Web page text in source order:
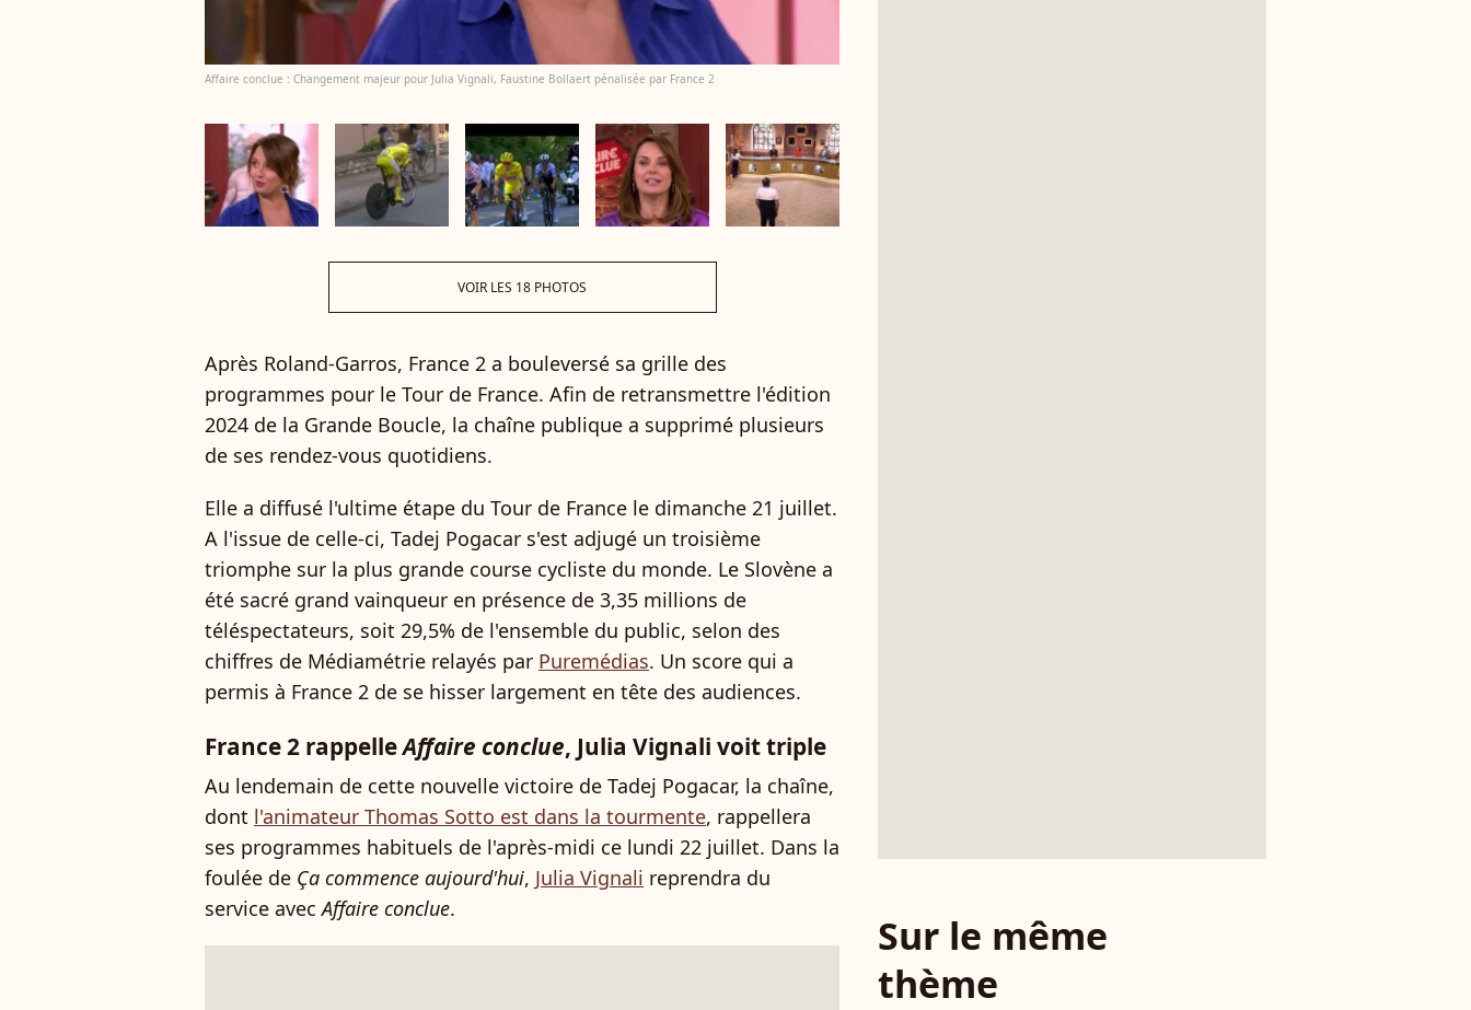
Affaire conclue : Changement majeur pour Julia Vignali, Faustine Bollaert pénalisée par France 2
VOIR LES 18 PHOTOS
Après Roland-Garros, France 2 a bouleversé sa grille des
programmes pour le Tour de France. Afin de retransmettre l'édition
2024 de la Grande Boucle, la chaîne publique a supprimé plusieurs
de ses rendez-vous quotidiens.
Elle a diffusé l'ultime étape du Tour de France le dimanche 21 juillet.
A l'issue de celle-ci, Tadej Pogacar s'est adjugé un troisième
triomphe sur la plus grande course cycliste du monde. Le Slovène a
été sacré grand vainqueur en présence de 3,35 millions de
téléspectateurs, soit 29,5% de l'ensemble du public, selon des
chiffres de Médiamétrie relayés par Puremédias. Un score qui a
permis à France 2 de se hisser largement en tête des audiences.
France 2 rappelleAffaire conclue, Julia Vignali voit triple
Au lendemain de cette nouvelle victoire de Tadej Pogacar, la chaîne,
dont l'animateur Thomas Sotto est dans la tourmente, rappellera
ses programmes habituels de l'après-midi ce lundi 22 juillet. Dans la
foulée de Ça commence aujourd'hui, Julia Vignali reprendra du
service avecAffaire conclue.
Sur le même
thème